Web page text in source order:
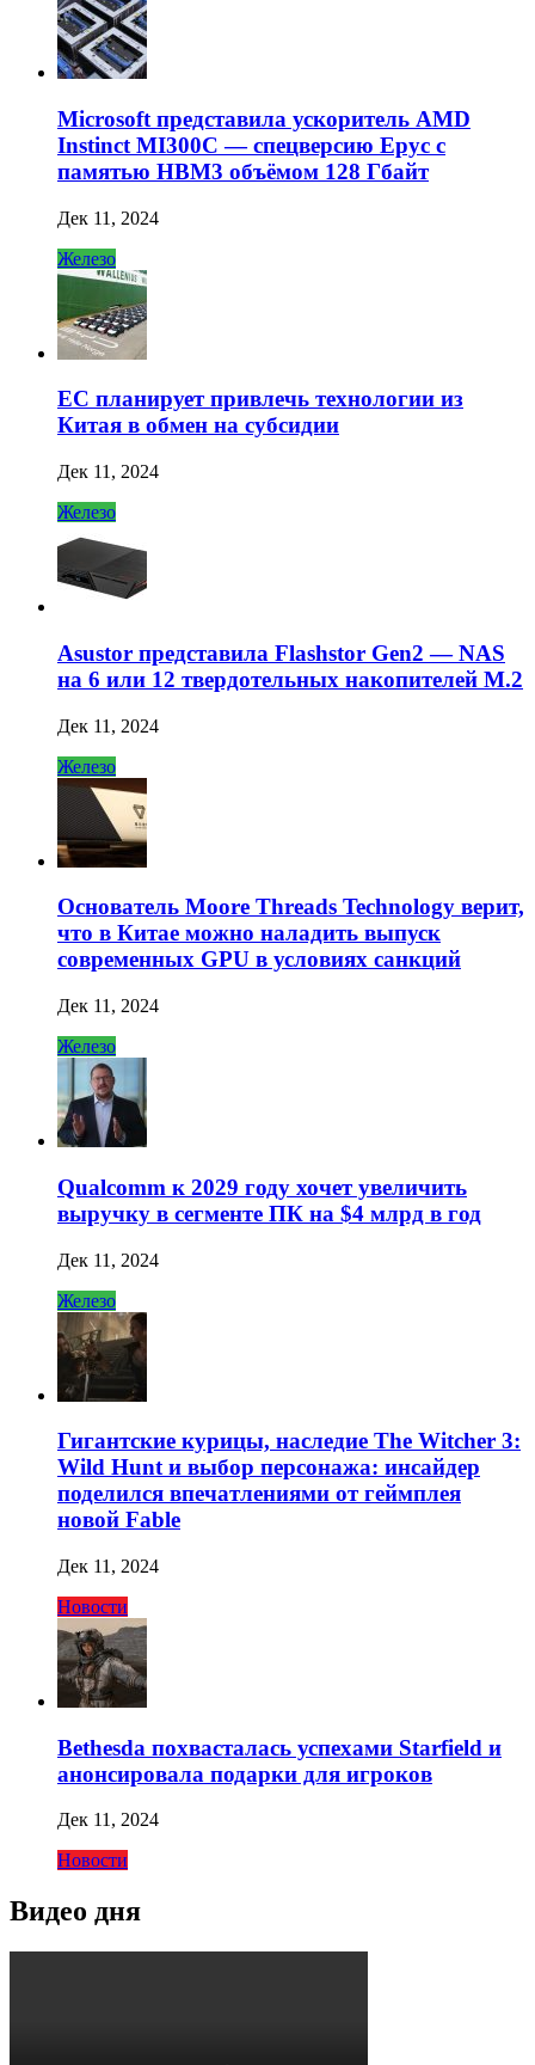
Microsoft представила ускоритель AMD
Instinct MI300C — спецверсию Epyc с
памятью HBM3 объёмом 128 Гбайт
Дек 11, 2024
Железо
ЕС планирует привлечь технологии из
Китая в обмен на субсидии
Дек 11, 2024
Железо
Asustor представила Flashstor Gen2 — NAS
на 6 или 12 твердотельных накопителей M.2
Дек 11, 2024
Железо
Основатель Moore Threads Technology верит,
что в Китае можно наладить выпуск
современных GPU в условиях санкций
Дек 11, 2024
Железо
Qualcomm к 2029 году хочет увеличить
выручку в сегменте ПК на $4 млрд в год
Дек 11, 2024
Железо
Гигантские курицы, наследие The Witcher 3:
Wild Hunt и выбор персонажа: инсайдер
поделился впечатлениями от геймплея
новой Fable
Дек 11, 2024
Новости
Bethesda похвасталась успехами Starfield и
анонсировала подарки для игроков
Дек 11, 2024
Новости
Видео дня